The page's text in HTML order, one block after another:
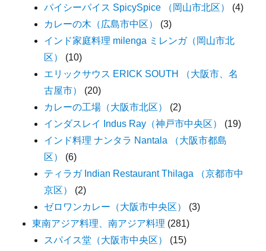
パイシーパイス SpicySpice （岡山市北区）
(4)
カレーの木（広島市中区）
(3)
インド家庭料理 milenga ミレンガ（岡山市北
区）
(10)
エリックサウス ERICK SOUTH （大阪市、名
古屋市）
(20)
カレーの工場（大阪市北区）
(2)
インダスレイ Indus Ray（神戸市中央区）
(19)
インド料理 ナンタラ Nantala （大阪市都島
区）
(6)
ティラガ Indian Restaurant Thilaga （京都市中
京区）
(2)
ゼロワンカレー（大阪市中央区）
(3)
東南アジア料理、南アジア料理 (281)
スパイス堂（大阪市中央区）
(15)